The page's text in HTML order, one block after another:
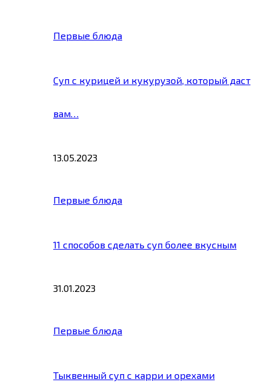
Первые блюда
Суп с курицей и кукурузой, который даст
вам…
13.05.2023
Первые блюда
11 способов сделать суп более вкусным
31.01.2023
Первые блюда
Тыквенный суп с карри и орехами